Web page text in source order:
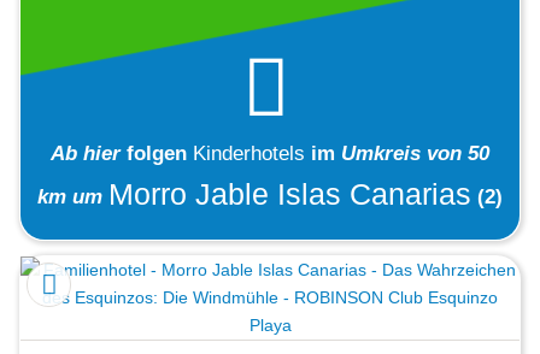
Ab hier folgen Kinderhotels im Umkreis von 50
km um Morro Jable Islas Canarias (2)